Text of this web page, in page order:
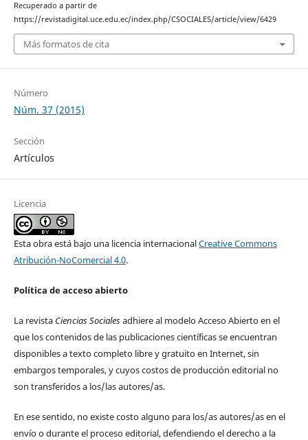
Recuperado a partir de
https://revistadigital.uce.edu.ec/index.php/CSOCIALES/article/view/6429
Más formatos de cita
Número
Núm. 37 (2015)
Sección
Artículos
Licencia
Esta obra está bajo una licencia internacionalCreative Commons
Atribución-NoComercial 4.0.
Política de acceso abierto
La revista Ciencias Socialesadhiere al modelo Acceso Abierto en el
que los contenidos de las publicaciones científicas se encuentran
disponibles a texto completo libre y gratuito en Internet, sin
embargos temporales, y cuyos costos de producción editorial no
son transferidos a los/las autores/as.
En ese sentido, no existe costo alguno para los/as autores/as en el
envío o durante el proceso editorial, defendiendo el derecho a la